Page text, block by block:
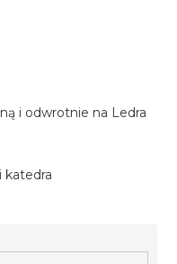
i odwrotnie na Ledra
katedra